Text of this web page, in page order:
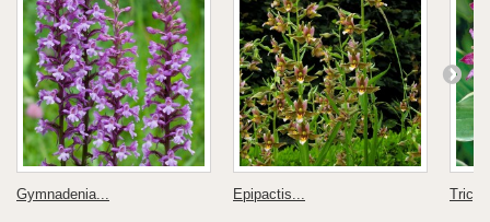
Gymnadenia... Epipactis...